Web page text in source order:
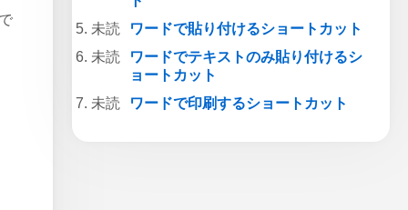
ワードで貼り付けるショートカット
ワードでテキストのみ貼り付けるシ
ョートカット
ワードで印刷するショートカット